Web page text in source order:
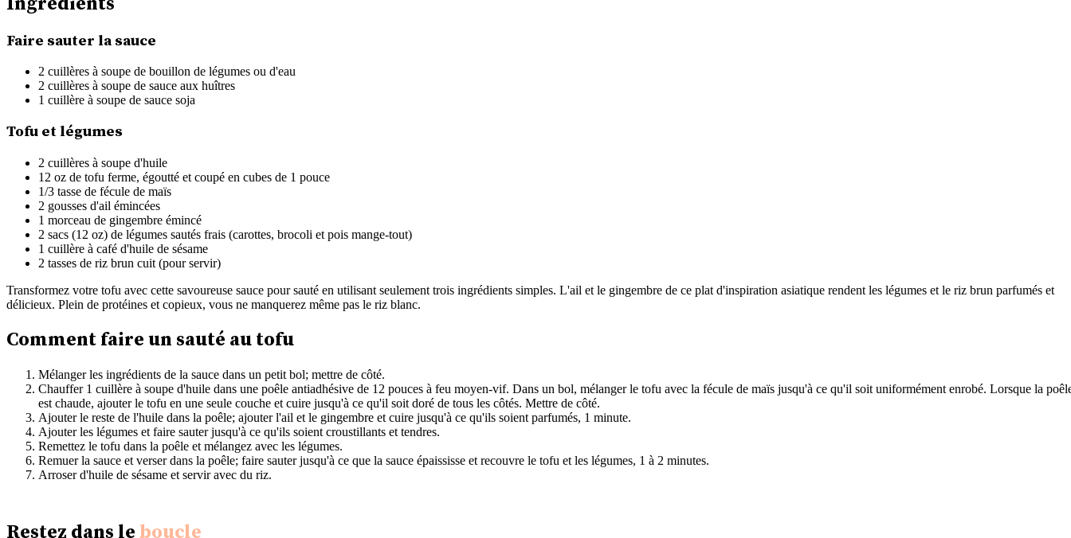
Faire sauter la sauce
2 cuillères à soupe de bouillon de légumes ou d'eau
2 cuillères à soupe de sauce aux huîtres
1 cuillère à soupe de sauce soja
Tofu et légumes
2 cuillères à soupe d'huile
12 oz de tofu ferme, égoutté et coupé en cubes de 1 pouce
1/3 tasse de fécule de maïs
2 gousses d'ail émincées
1 morceau de gingembre émincé
2 sacs (12 oz) de légumes sautés frais (carottes, brocoli et pois mange-tout)
1 cuillère à café d'huile de sésame
2 tasses de riz brun cuit (pour servir)
Transformez votre tofu avec cette savoureuse sauce pour sauté en utilisant seulement trois ingrédients simples. L'ail et le gingembre de ce plat d'inspiration asiatique rendent les légumes et le riz brun parfumés et
délicieux. Plein de protéines et copieux, vous ne manquerez même pas le riz blanc.
Comment faire un sauté au tofu
Mélanger les ingrédients de la sauce dans un petit bol; mettre de côté.
Chauffer 1 cuillère à soupe d'huile dans une poêle antiadhésive de 12 pouces à feu moyen-vif. Dans un bol, mélanger le tofu avec la fécule de maïs jusqu'à ce qu'il soit uniformément enrobé. Lorsque la
est chaude, ajouter le tofu en une seule couche et cuire jusqu'à ce qu'il soit doré de tous les côtés. Mettre de côté.
Ajouter le reste de l'huile dans la poêle; ajouter l'ail et le gingembre et cuire jusqu'à ce qu'ils soient parfumés, 1 minute.
Ajouter les légumes et faire sauter jusqu'à ce qu'ils soient croustillants et tendres.
Remettez le tofu dans la poêle et mélangez avec les légumes.
Remuer la sauce et verser dans la poêle; faire sauter jusqu'à ce que la sauce épaississe et recouvre le tofu et les légumes, 1 à 2 minutes.
Arroser d'huile de sésame et servir avec du riz.
Restez dans le boucle